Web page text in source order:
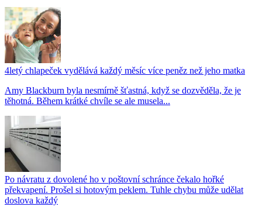
4letý chlapeček vydělává každý měsíc více peněz než jeho matka
Amy Blackburn byla nesmírně šťastná, když se dozvěděla, že je
těhotná. Během krátké chvíle se ale musela...
Po návratu z dovolené ho v poštovní schránce čekalo hořké
překvapení. Prošel si hotovým peklem. Tuhle chybu může udělat
doslova každý